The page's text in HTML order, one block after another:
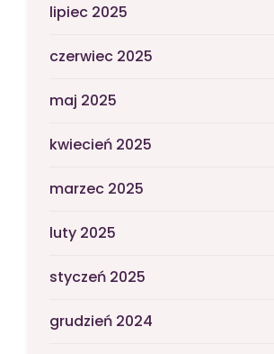
lipiec 2025
czerwiec 2025
maj 2025
kwiecień 2025
marzec 2025
luty 2025
styczeń 2025
grudzień 2024